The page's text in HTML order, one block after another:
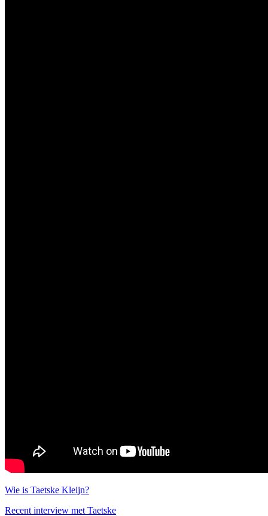
Wie is Taetske Kleijn?
Recent interview met Taetske